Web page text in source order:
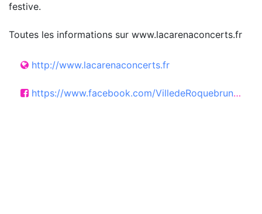
festive.
Toutes les informations sur www.lacarenaconcerts.fr
http://www.lacarenaconcerts.fr
https://www.facebook.com/VilledeRoquebrunesurArgens